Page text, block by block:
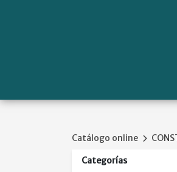
Catálogo online
Categorías